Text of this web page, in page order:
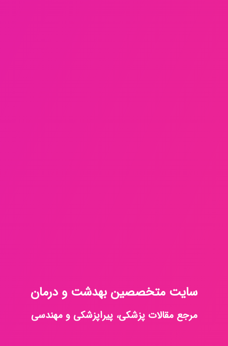
سایت متخصصین بهدشت و درمان
مرجع مقالات پزشکی، پیراپزشکی و مهندسی